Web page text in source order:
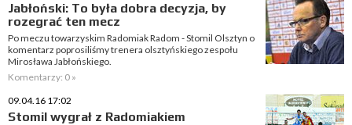
Jabłoński: To była dobra decyzja, by
rozegrać ten mecz
Po meczu towarzyskim Radomiak Radom - Stomil Olsztyn o
komentarz poprosiliśmy trenera olsztyńskiego zespołu
Mirosława Jabłońskiego.
Komentarzy: 0 »
09.04.16 17:02
Stomil wygrał z Radomiakiem